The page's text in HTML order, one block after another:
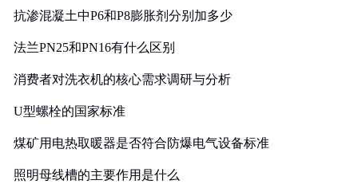
抗渗混凝土中P6和P8膨胀剂分别加多少
法兰PN25和PN16有什么区别
消费者对洗衣机的核心需求调研与分析
U型螺栓的国家标准
煤矿用电热取暖器是否符合防爆电气设备标准
照明母线槽的主要作用是什么